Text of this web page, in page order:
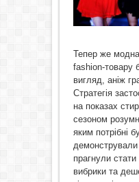
Тепер же модна
fashion-товару
вигляд, аніж
Стратегія
на показах
сезоном
яким потрібні
прагнули
вибрики та